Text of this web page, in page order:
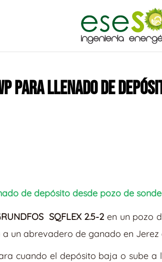
PARA LLENADO DE
de depósito desde pozo de
SQFLEX 2.5-2 en un pozo
un abrevadero de ganado en Jerez
cuando el depósito baja o sube